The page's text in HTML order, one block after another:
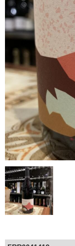
よくあるご質問
お問い合わせ
お買い物かご